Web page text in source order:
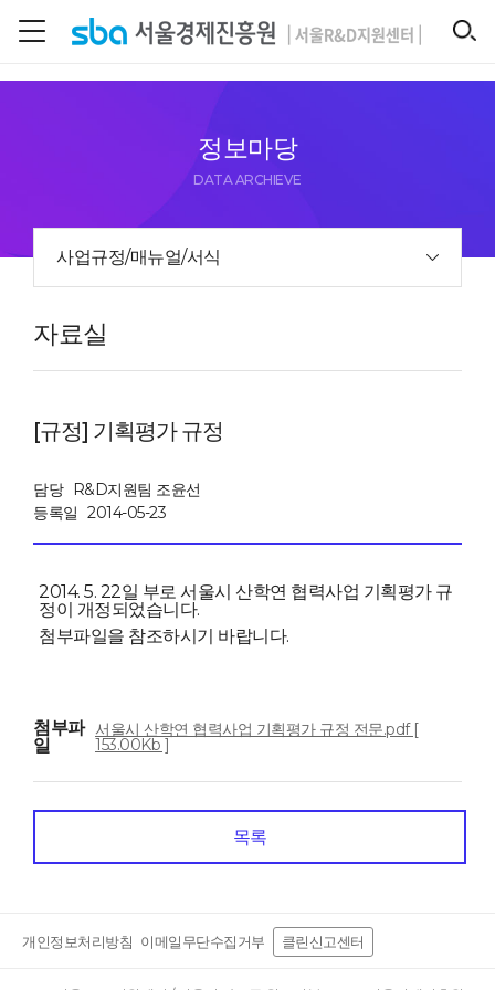
정보마당
DATA ARCHIEVE
사업규정/매뉴얼/서식
자료실
[규정] 기획평가 규정
담당
R&D지원팀 조윤선
등록일 2014-05-23
2014. 5. 22일 부로 서울시 산학연 협력사업 기획평가 규
정이 개정되었습니다.
첨부파일을 참조하시기 바랍니다.
첨부파
일
서울시 산학연 협력사업 기획평가 규정 전문.pdf [
153.00Kb ]
목록
개인정보처리방침 이메일무단수집거부 클린신고센터